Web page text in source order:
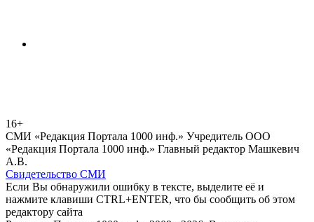
16+
СМИ «Редакция Портала 1000 инф.» Учредитель ООО
«Редакция Портала 1000 инф.» Главный редактор Машкевич
А.В.
Свидетельство СМИ
Если Вы обнаружили ошибку в тексте, выделите её и
нажмите клавиши CTRL+ENTER, что бы сообщить об этом
редактору сайта